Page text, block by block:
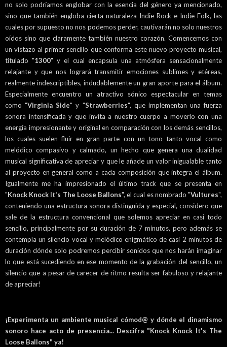
no solo podríamos englobar con la esencia del género ya mencionado,
sino que también engloba cierta naturaleza Indie Rock e Indie Folk, las
cuales por supuesto no nos podemos perder, cautivarán no solo nuestros
oídos sino que claramente también nuestro corazón. Comencemos con
un vistazo al primer sencillo que conforma este nuevo proyecto musical,
titulado "1300" y el cual encapsula una atmósfera sensacionalmente
relajante y que nos logrará transmitir emociones sublimes y etéreas,
realmente indescriptibles, indudablemente un gran aporte para el álbum.
Especialmente encuentro un atractivo sónico espectacular en temas
como "Virginia Side" y "Strawberries", que implementan una fuerza
sonora intensificada y que invita a nuestro cuerpo a moverlo con una
energía impresionante y original en comparación con los demás sencillos,
los cuales suelen fluir en gran parte con un tono tanto vocal como
melódico compasivo y calmado, un hecho que genera una dualidad
musical significativa de apreciar y que le añade un valor inigualable tanto
al proyecto en general como a cada composición que integra el álbum.
Igualmente me ha impresionado el último track que se presenta en
"Knock Knock It's The Loose Ballons", el cual es nombrado "Vultures",
conteniendo una estructura sonora distinguida y especial, considero que
sale de la estructura convencional que solemos apreciar en casi todo
sencillo, principalmente por su duración de 7 minutos, pero además se
contempla un silencio vocal y melódico enigmático de casi 2 minutos de
duración dónde solo podremos percibir sonidos que nos harán imaginar
lo que está sucediendo en ese momento de la grabación del sencillo, un
silencio que a pesar de carecer de ritmo resulta ser fabuloso y relajante
de apreciar!
¡Experimenta un ambiente musical cómod@ y dónde el dinamismo
sonoro hace acto de presencia... Descifra "Knock Knock It's The
Loose Ballons" ya!